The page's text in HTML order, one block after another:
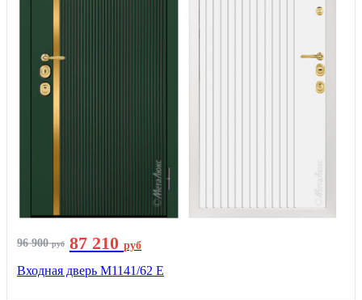
96 900руб 87 210 руб
Входная дверь М1141/62 Е